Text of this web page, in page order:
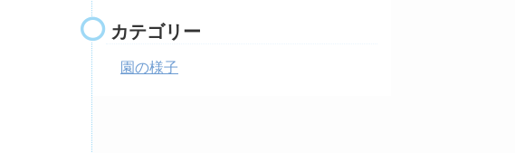
カテゴリー
園の様子